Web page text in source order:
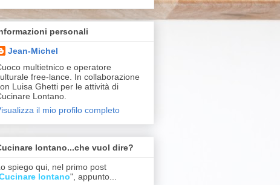
personali
Jean-Michel
multietnico e operatore
free-lance. In collaborazione
Luisa Ghetti per le attività di
Lontano.
il mio profilo completo
lontano...che vuol dire?
spiego qui, nel primo post
lontano", appunto...